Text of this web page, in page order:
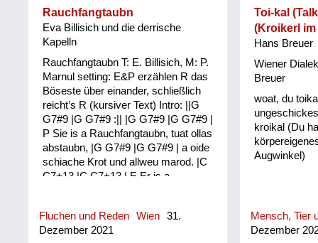
Rauchfangtaubn
Eva Billisich und die derrische
Kapelln
Rauchfangtaubn T: E. Billisich, M: P.
Marnul setting: E&P erzählen R das
Böseste über einander, schließlich
reicht’s R (kursiver Text) Intro: ||G
G7#9 |G G7#9 :|| |G G7#9 |G G7#9 |
P Sie is a Rauchfangtaubn, tuat ollas
abstaubn, |G G7#9 |G G7#9 | a oide
schiache Krot und allweu marod. |C
C7+13 |C C7+13 | E Er is a
Warmduscher mit an Megahuscher
|D |D | P Sie ist a Giftspritzn, hat
Fluchen und Reden Wien
31.
Dezember 2021
Toi-kal
(Kroikerl
Hans Breuer
Wiener
Breuer
woat, du
kroikal (Du
Augwinkel)
Mensch, Tier
Dezember